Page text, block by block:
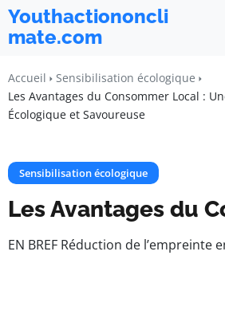
Youthactiononcli
mate.com
Accueil
Sensibilisation écologique
Les Avantages du Consommer Local :
Écologique et Savoureuse
Sensibilisation écologique
Les Avantages du
EN BREF Réduction de